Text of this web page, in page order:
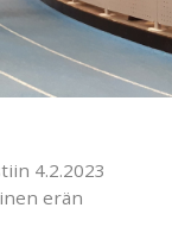
4.2.2023
erän